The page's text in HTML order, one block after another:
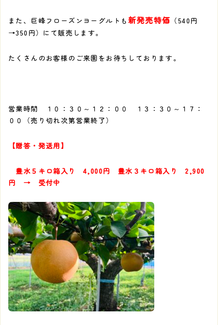
また、巨峰フローズンヨーグルトも 新発売特価 （540円
→350円）にて販売します。
たくさんのお客様のご来園をお待ちしております。
営業時間 １０：３０～１２：００ １３：３０～１７：
００（売り切れ次第営業終了）
【贈答・発送用】
豊水５キロ箱入り 4,000円 豊水３キロ箱入り 2,900
円 → 受付中